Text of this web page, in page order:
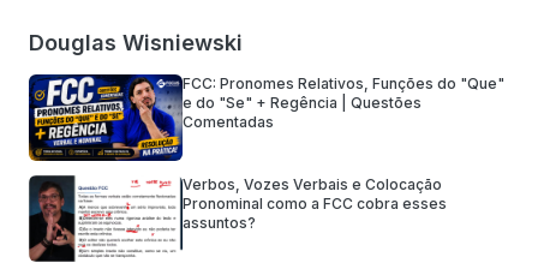
Douglas Wisniewski
FCC: Pronomes Relativos, Funções do "Que"
e do "Se" + Regência | Questões
Comentadas
Verbos, Vozes Verbais e Colocação
Pronominal como a FCC cobra esses
assuntos?